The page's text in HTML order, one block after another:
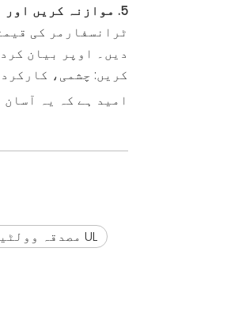
5. موازنہ کریں اور بہترین قیمت تلاش کریں
ٹرانسفارمر کی
دیں۔ اوپر بیان
کریں: چشمی،
امید ہے کہ یہ
UL مصدقہ وولٹیج ٹرانسفارمر